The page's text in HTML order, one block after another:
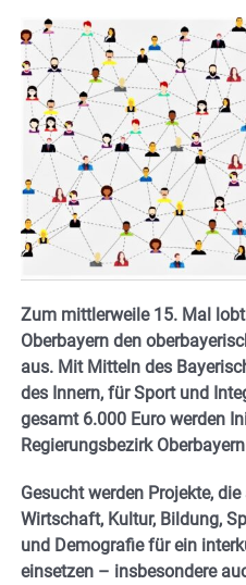
Zum mittlerweile 15. Mal
Oberbayern den
aus. Mit Mitteln des
des Innern, für Sport und
gesamt 6.000 Euro werden
Regierungsbezirk
Gesucht werden Projekte,
Wirtschaft, Kultur, Bildung,
und Demografie für ein
einsetzen – insbesondere